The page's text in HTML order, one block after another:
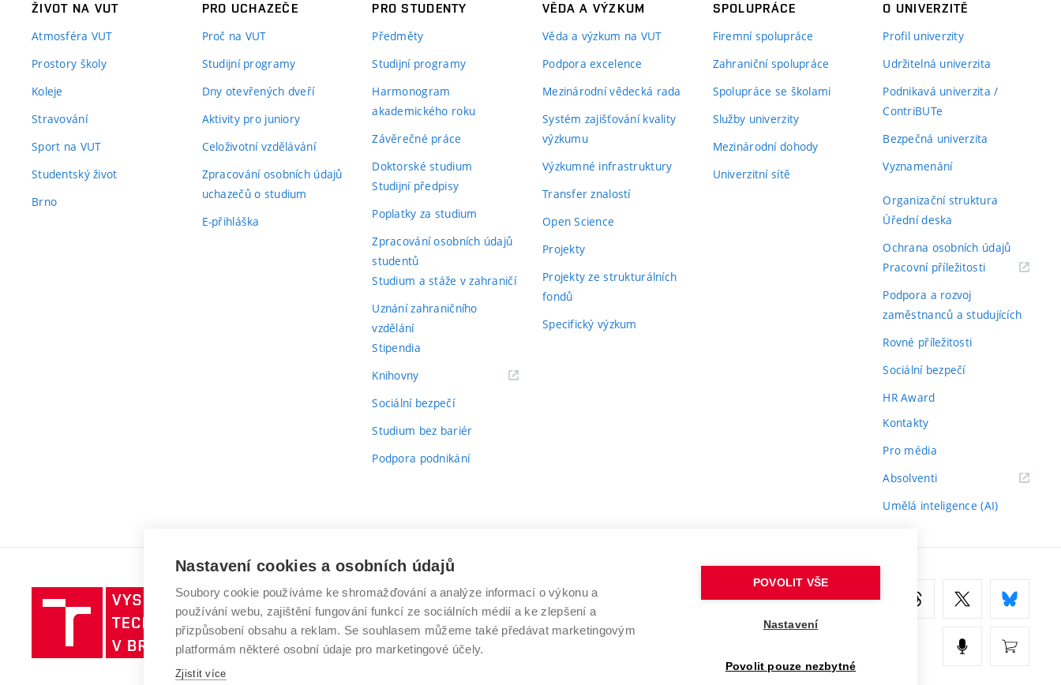
ŽIVOT NA VUT
Atmosféra VUT
Prostory školy
Koleje
Stravování
Sport na VUT
Studentský život
Brno
PRO UCHAZEČE
Proč na VUT
Studijní programy
Dny otevřených dveří
Aktivity pro juniory
Celoživotní vzdělávání
Zpracování osobních údajů
uchazečů o studium
E-přihláška
PRO STUDENTY
Předměty
Studijní programy
Harmonogram
akademického roku
Závěrečné práce
Doktorské studium
Studijní předpisy
Poplatky za studium
Zpracování osobních údajů
studentů
Studium a stáže v zahraničí
Uznání zahraničního
vzdělání
Stipendia
Knihovny(externí
Sociální bezpečí
Studium bez bariér
Podpora podnikání
VĚDA A VÝZKUM
Věda a výzkum na VUT
Podpora excelence
Mezinárodní vědecká rada
Systém zajišťování kvality
výzkumu
Výzkumné infrastruktury
Transfer znalostí
Open Science
Projekty
Projekty ze strukturálních
fondů
Specifický výzkum
SPOLUPRÁCE
Firemní spolupráce
Zahraniční spolupráce
Spolupráce se školami
Služby univerzity
Mezinárodní dohody
Univerzitní sítě
O UNIVERZITĚ
Profil univerzity
Udržitelná univerzita
Podnikavá univerzita /
ContriBUTe
Bezpečná univerzita
Vyznamenání
Organizační struktura
Úřední deska
Ochrana osobních údajů
Pracovní příležitosti(externí
Podpora a rozvoj
zaměstnanců a studujících
Rovné příležitosti
Sociální bezpečí
HR Award
Kontakty
Pro média
Absolventi(externí
Umělá inteligence (AI)
Vysoké
učení
technické
v
VYSOKÉ UČENÍ TECHNICKÉ V BRNĚ
Antonínská 548/1
602 00 Brno
www.vut.cz
Nastavení cookies a osobních údajů
Soubory cookie používáme ke shromažďování a analýze informací o výkonu a
používání webu, zajištění fungování funkcí ze sociálních médií a ke zlepšení a
přizpůsobení obsahu a reklam. Se souhlasem můžeme také předávat marketingovým
platformám některé osobní údaje pro marketingové účely.
Zjistit více
POVOLIT VŠE
Nastavení
Povolit pouze nezbytné